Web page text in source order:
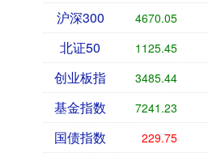
沪深300 4670.05
北证50 1125.45
创业板指 3485.44
基金指数 7241.23
国债指数 229.75